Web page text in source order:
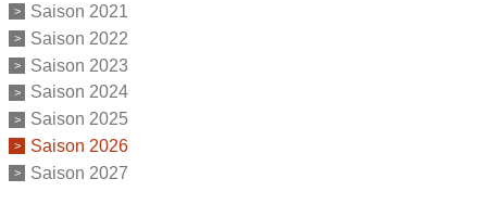
Saison 2021
Saison 2022
Saison 2023
Saison 2024
Saison 2025
Saison 2026
Saison 2027